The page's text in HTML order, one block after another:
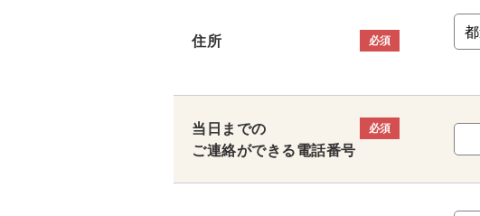
住所 必須
当日までの
ご連絡ができる電話番号
必須